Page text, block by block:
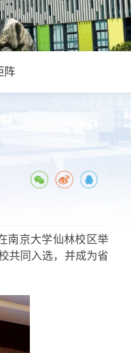
阵
南京大学仙林校区举
共同入选，并成为省